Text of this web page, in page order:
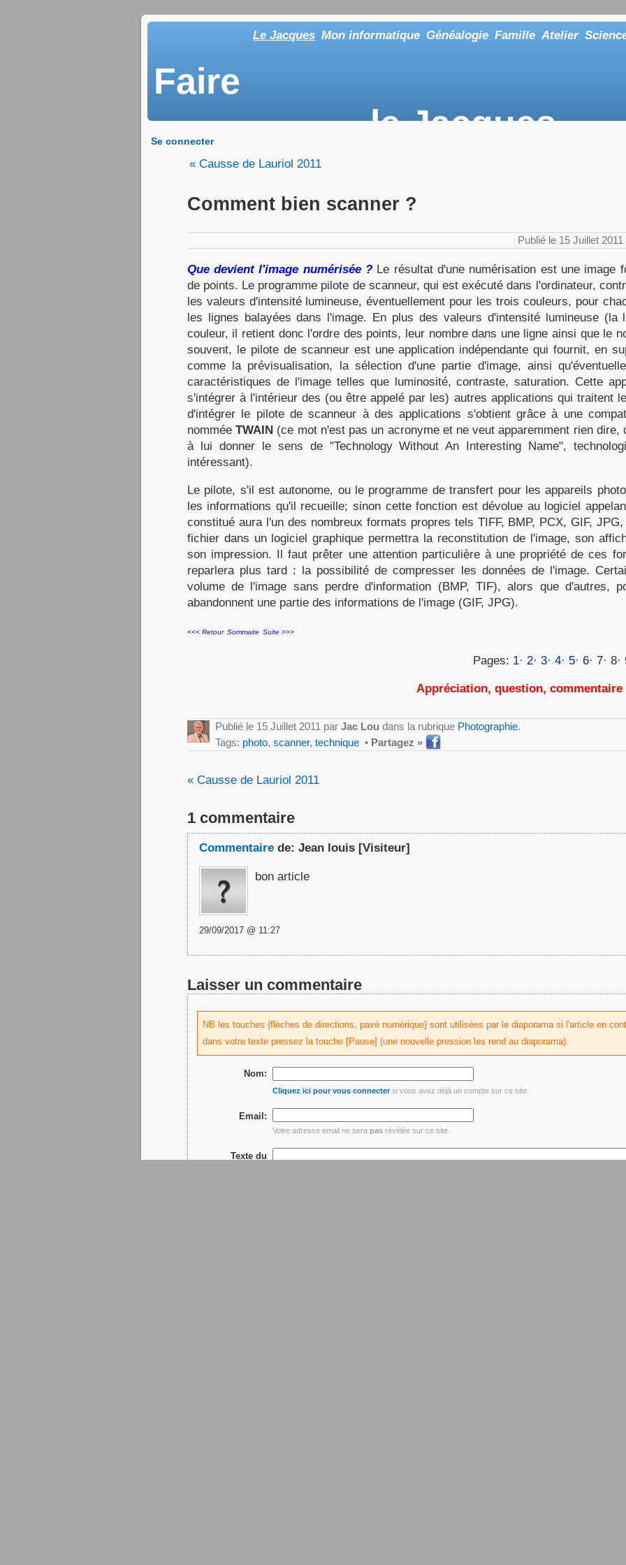
Le Jacques Mon informatique Généalogie Famille Atelier
Faire
le Jacques
Se connecter
« Causse de Lauriol 2011
Comment bien scanner ?
Publié le 15 Juillet
Que devient l'image numérisée ? Le résultat d'une numérisation est une image
de points. Le programme pilote de scanneur, qui est exécuté dans l'ordinateur,
les valeurs d'intensité lumineuse, éventuellement pour les trois couleurs, pour
les lignes balayées dans l'image. En plus des valeurs d'intensité lumineuse (la
couleur, il retient donc l'ordre des points, leur nombre dans une ligne ainsi que le
souvent, le pilote de scanneur est une application indépendante qui fournit, en
comme la prévisualisation, la sélection d'une partie d'image, ainsi
caractéristiques de l'image telles que luminosité, contraste, saturation. Cette
s'intégrer à l'intérieur des (ou être appelé par les) autres applications qui traitent
d'intégrer le pilote de scanneur à des applications s'obtient grâce à une
nomméeTWAIN (ce mot n'est pas un acronyme et ne veut apparemment rien dire,
à lui donner le sens de "Technology Without An Interesting Name",
intéressant).
Le pilote, s'il est autonome, ou le programme de transfert pour les appareils
les informations qu'il recueille; sinon cette fonction est dévolue au logiciel
constitué aura l'un des nombreux formats propres tels TIFF, BMP, PCX, GIF,
fichier dans un logiciel graphique permettra la reconstitution de l'image, son
son impression. Il faut prêter une attention particulière à une propriété de ces
reparlera plus tard : la possibilité de compresser les données de l'image.
volume de l'image sans perdre d'information (BMP, TIF), alors que d'autres,
abandonnent une partie des informations de l'image (GIF, JPG).
<<< Retour Sommaire Suite >>>
Pages: 1· 2·3·4· 5·6·7· 8·
Appréciation, question, commentaire
Publié le 15 Juillet 2011 par Jac Lou dans la rubrique Photographie.
Tags: photo, scanner, technique• Partagez »
« Causse de Lauriol 2011
1 commentaire
Commentaire de:Jean louis [Visiteur]
bon article
29/09/2017 @ 11:27
Laisser un commentaire
NB les touches {flèches de directions, pavé numérique} sont utilisées par le diaporama si l'article en
dans votre texte pressez la touche [Pause] (une nouvelle pression les rend au diaporama).
Nom:
Cliquez ici pour vous connectersi vous avez déjà un compte sur ce site.
Email:
Votre adresse email ne serapas révélée sur ce site.
Texte du